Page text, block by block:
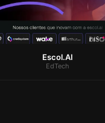
Escol.AI
EdTech